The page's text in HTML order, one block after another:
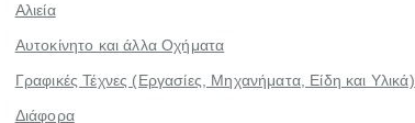
Αλιεία
Αυτοκίνητο και άλλα Οχήματα
Γραφικές Τέχνες (Εργασίες, Μηχανήματα, Είδη και Υλικά)
Διάφορα